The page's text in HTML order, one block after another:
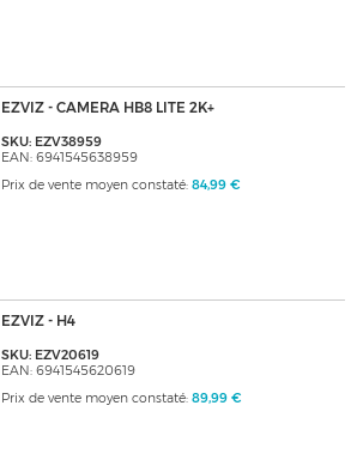
EZVIZ - CAMERA HB8 LITE 2K+
SKU: EZV38959
EAN: 6941545638959
Prix de vente moyen constaté: 84,99 €
EZVIZ - H4
SKU: EZV20619
EAN: 6941545620619
Prix de vente moyen constaté: 89,99 €